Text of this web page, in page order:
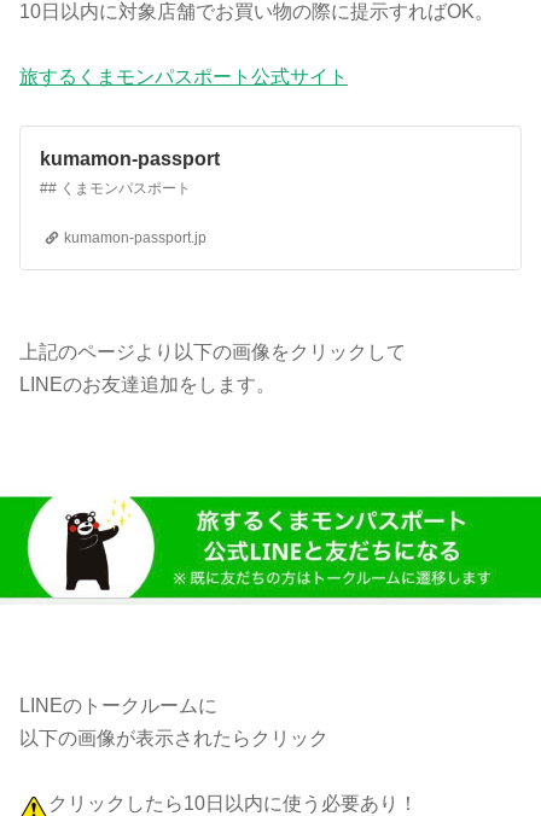
10日以内に対象店舗でお買い物の際に提示すればOK。
旅するくまモンパスポート公式サイト
kumamon-passport
## くまモンパスポート
kumamon-passport.jp
上記のページより以下の画像をクリックして
LINEのお友達追加をします。
LINEのトークルームに
以下の画像が表示されたらクリック
クリックしたら10日以内に使う必要あり！